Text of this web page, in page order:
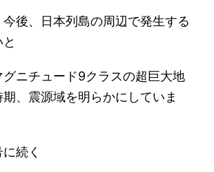
後、日本列島の周辺で発生する
ニチュード9クラスの超巨大地
、震源域を明らかにしていま
続く